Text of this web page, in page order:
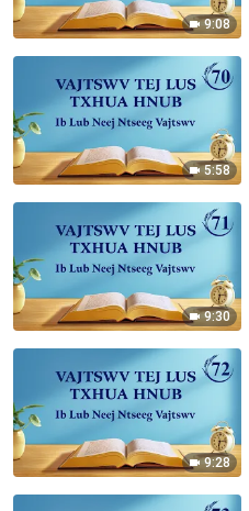
9:08
5:58
9:30
9:28